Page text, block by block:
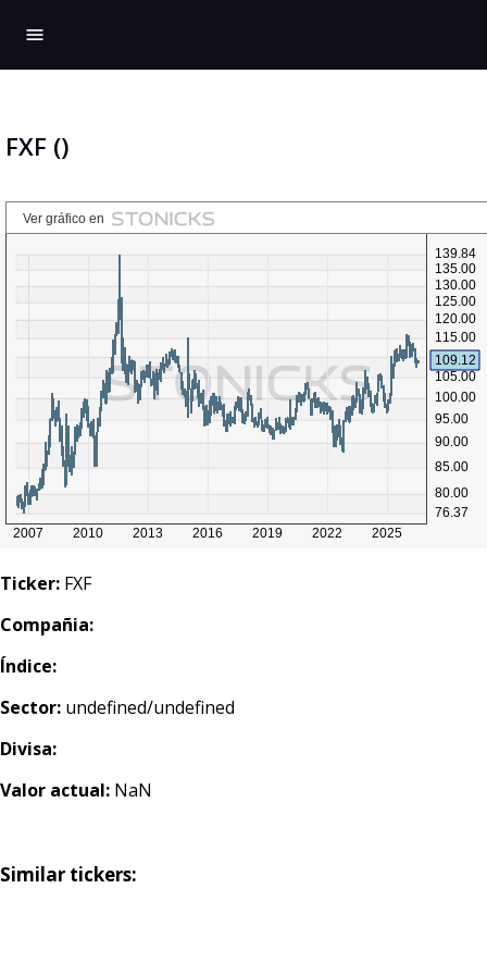
menu
FXF ()
Ticker: FXF
Compañia:
Índice:
Sector: undefined/undefined
Divisa:
Valor actual: NaN
Similar tickers: